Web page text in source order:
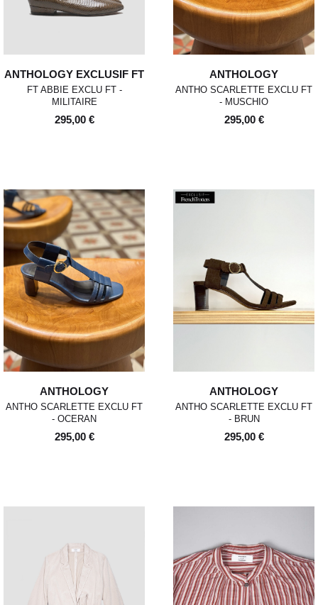
ANTHOLOGY EXCLUSIF FT
FT ABBIE EXCLU FT -
MILITAIRE
295,00 €
ANTHOLOGY
ANTHO SCARLETTE EXCLU FT
- MUSCHIO
295,00 €
ANTHOLOGY
ANTHO SCARLETTE EXCLU FT
- OCERAN
295,00 €
ANTHOLOGY
ANTHO SCARLETTE EXCLU FT
- BRUN
295,00 €
d'utilisation ou des dommages, nous nous
réservons le droit de contester le retour.
Si les conditions mentionnées sont
respectées, dès réception de votre retour,
procéderons à l’échange ou au
remboursement sous un délai de 30 jours
maximum.
Les retours se font exclusivement selon la